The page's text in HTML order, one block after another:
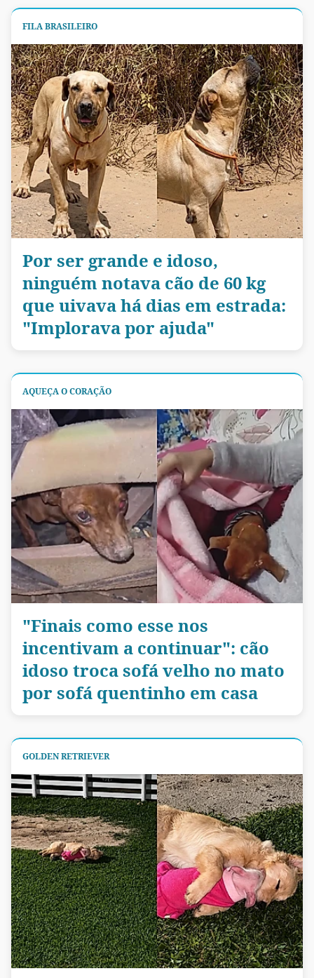
FILA BRASILEIRO
Por ser grande e idoso,
ninguém notava cão de 60 kg
que uivava há dias em estrada:
"Implorava por ajuda"
AQUEÇA O CORAÇÃO
"Finais como esse nos
incentivam a continuar": cão
idoso troca sofá velho no mato
por sofá quentinho em casa
GOLDEN RETRIEVER